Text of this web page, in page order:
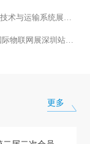
与运输系统展览会
网展深圳站完美收官
更多